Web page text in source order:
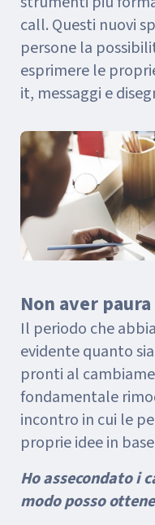
call. Questi nuovi
persone la
esprimere le
it, messaggi e
Non aver
Il periodo che
evidente quanto
pronti al
fondamentale
incontro in cui le
proprie idee in
Ho assecondato i
modo posso